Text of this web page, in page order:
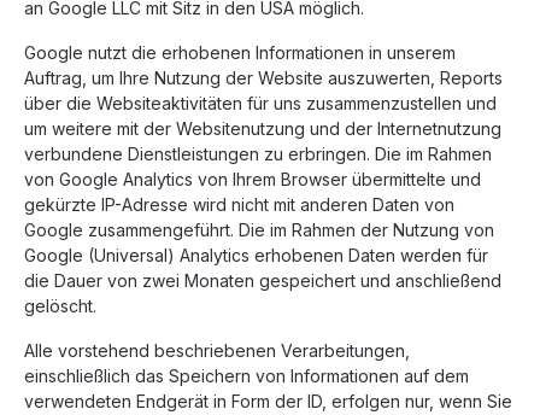
an Google LLC mit Sitz in den USA möglich.
Google nutzt die erhobenen Informationen in unserem
Auftrag, um Ihre Nutzung der Website auszuwerten, Reports
über die Websiteaktivitäten für uns zusammenzustellen und
um weitere mit der Websitenutzung und der Internetnutzung
verbundene Dienstleistungen zu erbringen. Die im Rahmen
von Google Analytics von Ihrem Browser übermittelte und
gekürzte IP-Adresse wird nicht mit anderen Daten von
Google zusammengeführt. Die im Rahmen der Nutzung von
Google (Universal) Analytics erhobenen Daten werden für
die Dauer von zwei Monaten gespeichert und anschließend
gelöscht.
Alle vorstehend beschriebenen Verarbeitungen,
einschließlich das Speichern von Informationen auf dem
verwendeten Endgerät in Form der ID, erfolgen nur, wenn Sie